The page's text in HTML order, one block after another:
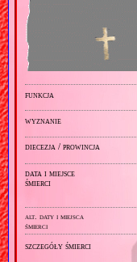
funkcja
wyznanie
diecezja / prowincja
data i miejsce
śmierci
alt. daty i miejsca
śmierci
szczegóły śmierci